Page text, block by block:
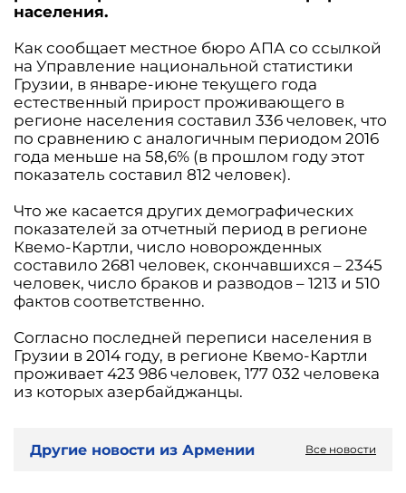
населения.
Как сообщает местное бюро АПА со ссылкой
на Управление национальной статистики
Грузии, в январе-июне текущего года
естественный прирост проживающего в
регионе населения составил 336 человек, что
по сравнению с аналогичным периодом 2016
года меньше на 58,6% (в прошлом году этот
показатель составил 812 человек).
Что же касается других демографических
показателей за отчетный период в регионе
Квемо-Картли, число новорожденных
составило 2681 человек, скончавшихся – 2345
человек, число браков и разводов – 1213 и 510
фактов соответственно.
Согласно последней переписи населения в
Грузии в 2014 году, в регионе Квемо-Картли
проживает 423 986 человек, 177 032 человека
из которых азербайджанцы.
Другие новости из Армении Все новости